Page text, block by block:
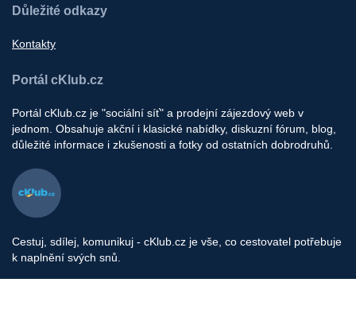
Důležité odkazy
Kontakty
Portál cKlub.cz
Portál cKlub.cz je "sociální síť" a prodejní zájezdový web v
jednom. Obsahuje akční i klasické nabídky, diskuzní fórum, blog,
důležité informace i zkušenosti a fotky od ostatních dobrodruhů.
Cestuj, sdílej, komunikuj - cKlub.cz je vše, co cestovatel potřebuje
k naplnění svých snů.